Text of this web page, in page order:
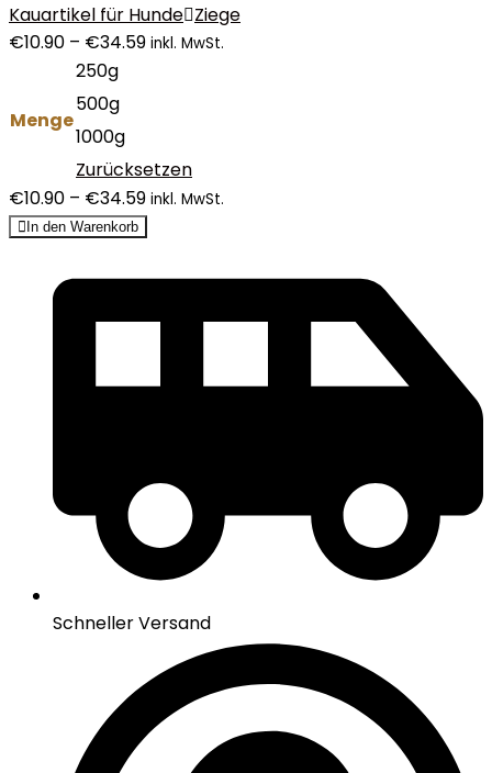
Kauartikel für Hunde Ziege
€10.90 – €34.59 inkl. MwSt.
Menge
250g
500g
1000g
Zurücksetzen
€10.90 – €34.59 inkl. MwSt.
In den Warenkorb
Schneller Versand